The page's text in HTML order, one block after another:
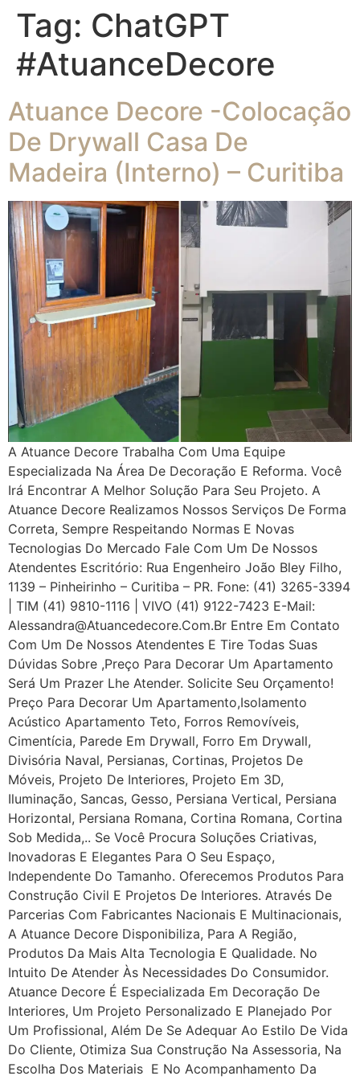
Tag: ChatGPT
#AtuanceDecore
Atuance Decore -Colocação
De Drywall Casa De
Madeira (interno) – Curitiba
A Atuance Decore Trabalha Com Uma Equipe
Especializada Na Área De Decoração E Reforma. Você
Irá Encontrar A Melhor Solução Para Seu Projeto. A
Atuance Decore Realizamos Nossos Serviços De Forma
Correta, Sempre Respeitando Normas E Novas
Tecnologias Do Mercado Fale Com Um De Nossos
Atendentes Escritório: Rua Engenheiro João Bley Filho,
1139 – Pinheirinho – Curitiba – PR. Fone: (41) 3265-3394
| TIM (41) 9810-1116 | VIVO (41) 9122-7423 E-Mail:
Alessandra@atuancedecore.com.br Entre Em Contato
Com Um De Nossos Atendentes E Tire Todas Suas
Dúvidas Sobre ,Preço Para Decorar Um Apartamento
Será Um Prazer Lhe Atender. Solicite Seu Orçamento!
Preço Para Decorar Um Apartamento,Isolamento
Acústico Apartamento Teto, Forros Removíveis,
Cimentícia, Parede Em Drywall, Forro Em Drywall,
Divisória Naval, Persianas, Cortinas, Projetos De
Móveis, Projeto De Interiores, Projeto Em 3D,
Iluminação, Sancas, Gesso, Persiana Vertical, Persiana
Horizontal, Persiana Romana, Cortina Romana, Cortina
Sob Medida,.. Se Você Procura Soluções Criativas,
Inovadoras E Elegantes Para O Seu Espaço,
Independente Do Tamanho. Oferecemos Produtos Para
Construção Civil E Projetos De Interiores. Através De
Parcerias Com Fabricantes Nacionais E Multinacionais,
A Atuance Decore Disponibiliza, Para A Região,
Produtos Da Mais Alta Tecnologia E Qualidade. No
Intuito De Atender Às Necessidades Do Consumidor.
Atuance Decore É Especializada Em Decoração De
Interiores, Um Projeto Personalizado E Planejado Por
Um Profissional, Além De Se Adequar Ao Estilo De Vida
Do Cliente, Otimiza Sua Construção Na Assessoria, Na
Escolha Dos Materiais E No Acompanhamento Da